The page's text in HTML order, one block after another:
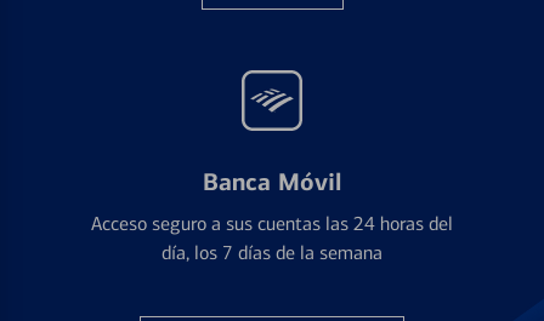
Banca Móvil
Acceso seguro a sus cuentas las 24 horas del
día, los 7 días de la semana